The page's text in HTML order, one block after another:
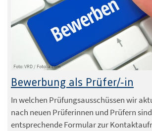
Foto: VRD / Fotolia.com
Bewerbung als Prüfer/-in
In welchen Prüfungsausschüssen wir
nach neuen Prüferinnen und Prüfern
entsprechende Formular zur